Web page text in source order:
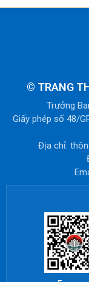
© TRANG
Trưởng
Giấy phép số 48/
Địa chỉ: